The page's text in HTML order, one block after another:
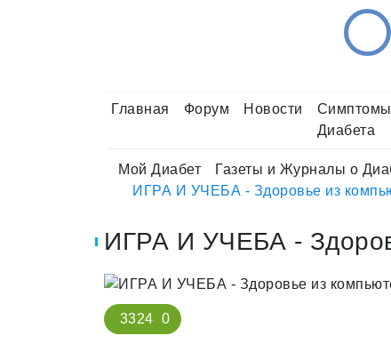
Главная Форум Новости
Симптомы
Диабета
Мой Диабет Газеты и Журналы о
ИГРА И УЧЕБА - Здоровье из
ИГРА И УЧЕБА -
3324 0